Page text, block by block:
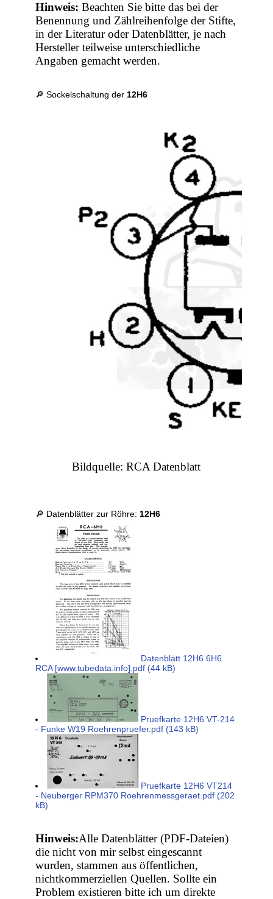
Hinweis: Beachten Sie bitte das bei der
Benennung und Zählreihenfolge der Stifte,
in der Literatur oder Datenblätter, je nach
Hersteller teilweise unterschiedliche
Angaben gemacht werden.
🔎 Sockelschaltung der 12H6
Bildquelle: RCA Datenblatt
🔎 Datenblätter zur Röhre: 12H6
Datenblatt 12H6 6H6
RCA [www.tubedata.info].pdf (44 kB)
Pruefkarte 12H6 VT-214
- Funke W19 Roehrenpruefer.pdf (143 kB)
Pruefkarte 12H6 VT214
- Neuberger RPM370 Roehrenmessgeraet.pdf (202
kB)
Hinweis:Alle Datenblätter (PDF-Dateien)
die nicht von mir selbst eingescannt
wurden, stammen aus öffentlichen,
nichtkommerziellen Quellen. Sollte ein
Problem existieren bitte ich um direkte